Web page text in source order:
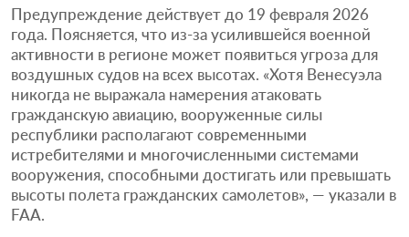
Предупреждение действует до 19 февраля 2026
года. Поясняется, что из-за усилившейся военной
активности в регионе может появиться угроза для
воздушных судов на всех высотах. «Хотя Венесуэла
никогда не выражала намерения атаковать
гражданскую авиацию, вооруженные силы
республики располагают современными
истребителями и многочисленными системами
вооружения, способными достигать или превышать
высоты полета гражданских самолетов», — указали в
FAA.